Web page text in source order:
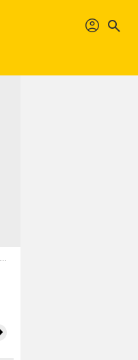
profil search